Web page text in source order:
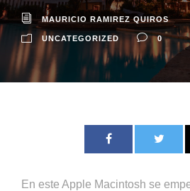
MAURICIO RAMIREZ QUIROS
UNCATEGORIZED 0
En este Apple Macintosh se